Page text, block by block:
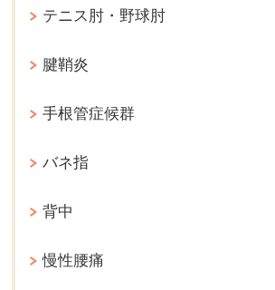
テニス肘・野球肘
腱鞘炎
手根管症候群
バネ指
背中
慢性腰痛